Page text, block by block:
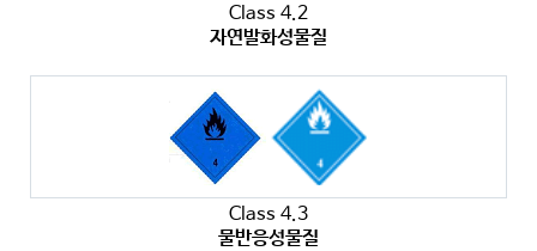
Class 4.2
자연발화성물질
Class 4.3
물반응성물질